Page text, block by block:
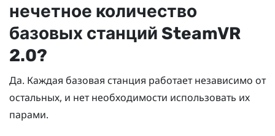
нечетное количество
базовых станций SteamVR
2.0?
Да. Каждая базовая станция работает независимо от
остальных, и нет необходимости использовать их
парами.